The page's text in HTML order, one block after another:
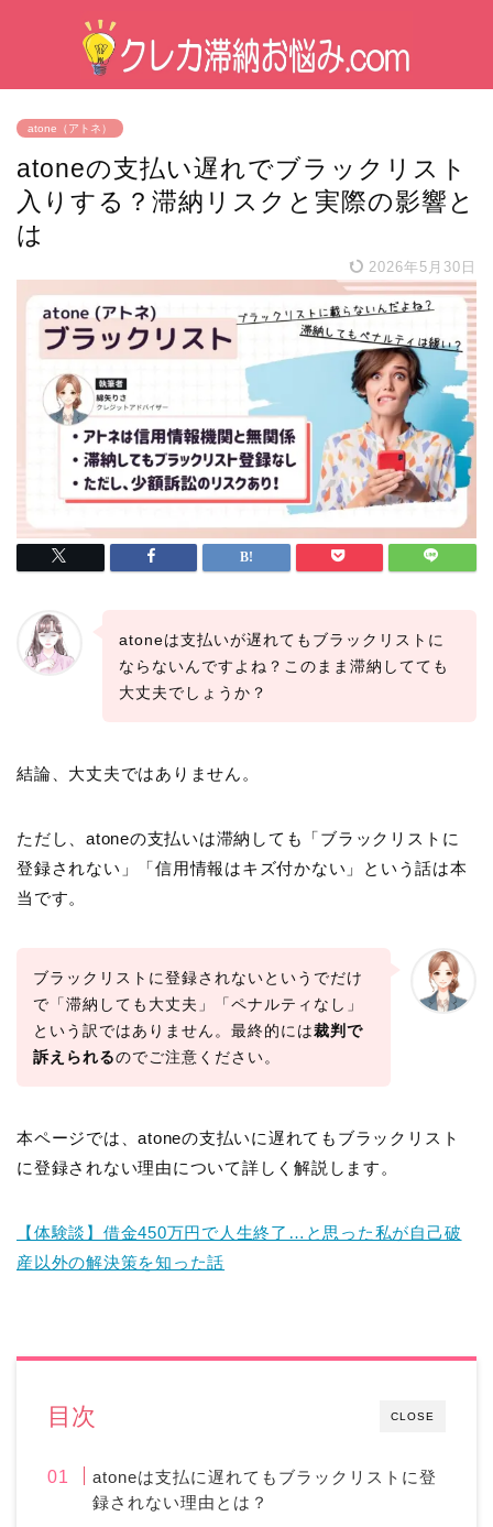
atone（アトネ）
atoneの支払い遅れでブラックリスト
入りする？滞納リスクと実際の影響と
は
2026年5月30日
atoneは支払いが遅れてもブラックリストに
ならないんですよね？このまま滞納してても
大丈夫でしょうか？
結論、大丈夫ではありません。
ただし、atoneの支払いは滞納しても「ブラックリストに
登録されない」「信用情報はキズ付かない」という話は本
当です。
ブラックリストに登録されないというでだけ
で「滞納しても大丈夫」「ペナルティなし」
という訳ではありません。最終的には裁判で
訴えられるのでご注意ください。
本ページでは、atoneの支払いに遅れてもブラックリスト
に登録されない理由について詳しく解説します。
【体験談】借金450万円で人生終了…と思った私が自己破
産以外の解決策を知った話
CLOSE
目次
atoneは支払に遅れてもブラックリストに登
録されない理由とは？